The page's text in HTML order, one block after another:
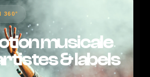
360°
musicale
& labels